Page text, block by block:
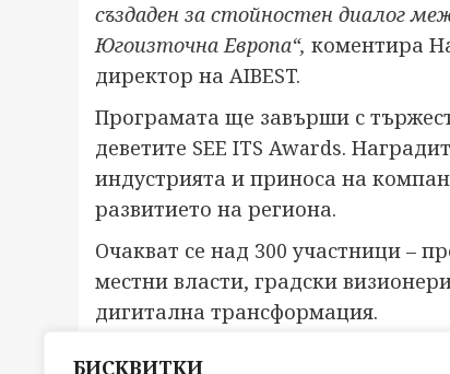
БИСКВИТКИ
създаден за стойностен диалог
Югоизточна Европа“, коментира
директор на AIBEST.
Програмата ще завърши с
деветите SEE ITS Awards.
индустрията и приноса на
развитието на региона.
Очакват се над 300 участници –
местни власти, градски
дигитална трансформация.